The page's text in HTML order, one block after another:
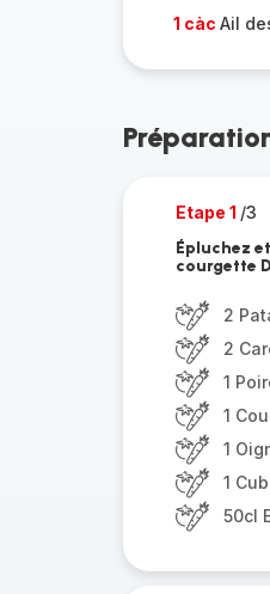
1 càc Ail
Etape 1 /3
Épluchez
courgette
2
2
1
1
1
1
50cl